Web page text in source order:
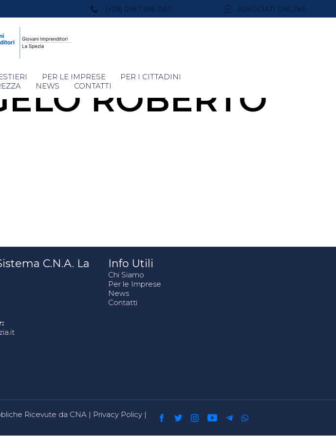
(+39) 0187 598 080 ASSOCIATI ONLINE
Skip
to
PER LE IMPRESE
PER I CITTADINI
NEWS CONTATTI
ROBERTO
C.N.A. La
Info Utili
Chi Siamo
Per le Imprese
News
Contatti
Ricevute da CNA | Privacy Policy |